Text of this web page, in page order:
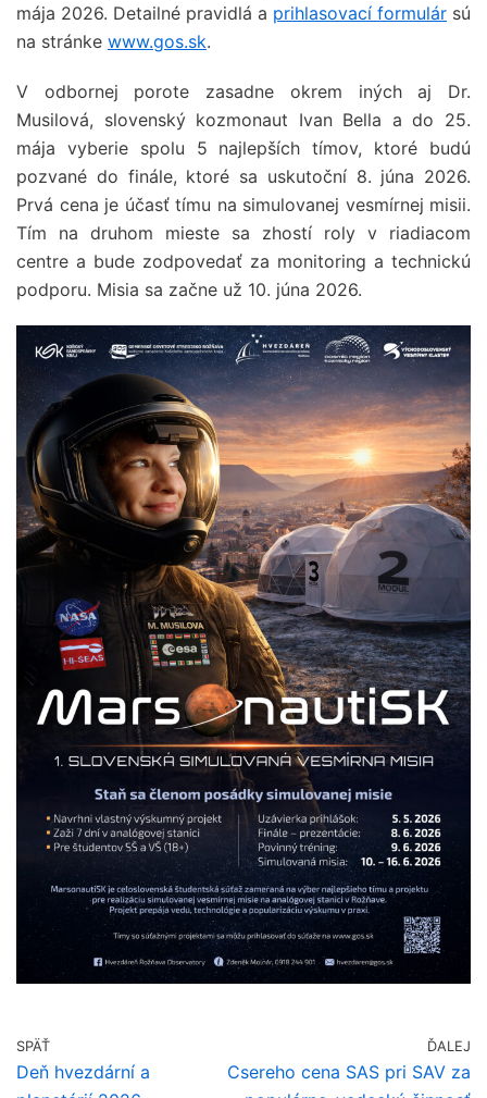
mája 2026. Detailné pravidlá a prihlasovací formulár sú
na stránke www.gos.sk.
V odbornej porote zasadne okrem iných aj Dr.
Musilová, slovenský kozmonaut Ivan Bella a do 25.
mája vyberie spolu 5 najlepších tímov, ktoré budú
pozvané do finále, ktoré sa uskutoční 8. júna 2026.
Prvá cena je účasť tímu na simulovanej vesmírnej misii.
Tím na druhom mieste sa zhostí roly v riadiacom
centre a bude zodpovedať za monitoring a technickú
podporu. Misia sa začne už 10. júna 2026.
SPÄŤ
Deň hvezdární a
ĎALEJ
Csereho cena SAS pri SAV za